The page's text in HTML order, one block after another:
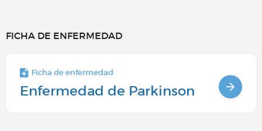
FICHA DE ENFERMEDAD
Ficha de enfermedad
Enfermedad de Parkinson